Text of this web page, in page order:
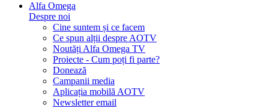
Alfa Omega
Despre noi
Cine suntem și ce facem
Ce spun alții despre AOTV
Noutăți Alfa Omega TV
Proiecte - Cum poți fi parte?
Donează
Campanii media
Aplicația mobilă AOTV
Newsletter email